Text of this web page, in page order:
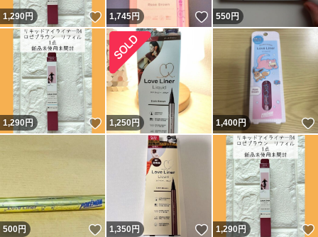
1,290円 いいね！
1,745円 いいね！
550円
1,290円 いいね！
1,250 円 1,400円
500円 いいね！
1,350円 いいね！
1,290円